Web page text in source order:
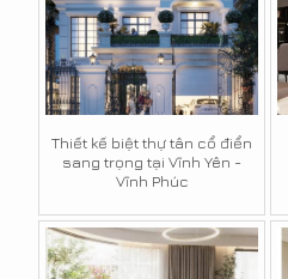
Thiết kế biệt thự tân cổ điển
sang trọng tại Vĩnh Yên -
Vĩnh Phúc